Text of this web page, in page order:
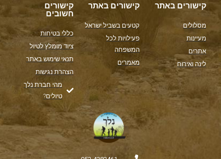
קישורים באתר
מסלולים
מעיינות
אתרים
לינה ואירוח
קישורים באתר
קטעים בשביל ישראל
פעילויות לכל
המשפחה
מאמרים
קישורים
חשובים
כללי בטיחות
ציוד מומלץ לטיול
תנאי שימוש באתר
הצהרת נגישות
מהי חברת נלך
טיולים?